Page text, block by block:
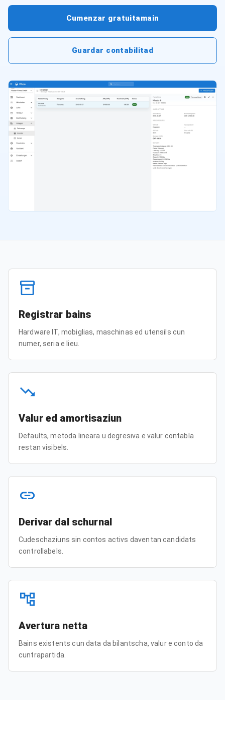
Cumenzar gratuitamain
Guardar contabilitad
Registrar bains
Hardware IT, mobiglias, maschinas ed utensils cun
numer, seria e lieu.
Valur ed amortisaziun
Defaults, metoda lineara u degresiva e valur contabla
restan visibels.
Derivar dal schurnal
Cudeschaziuns sin contos activs daventan candidats
controllabels.
Avertura netta
Bains existents cun data da bilantscha, valur e conto da
cuntrapartida.